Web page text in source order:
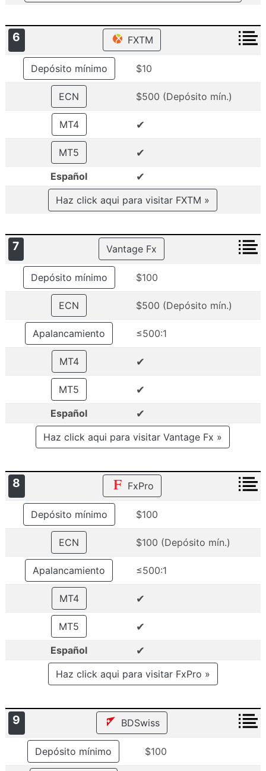
6 FXTM
Depósito mínimo $10
ECN $500 (Depósito mín.)
MT4 ✔
MT5 ✔
Español ✔
Haz click aqui para visitar FXTM »
7 Vantage Fx
Depósito mínimo $100
ECN $500 (Depósito mín.)
Apalancamiento ≤500:1
MT4 ✔
MT5 ✔
Español ✔
Haz click aqui para visitar Vantage Fx »
8 FxPro
Depósito mínimo $100
ECN $100 (Depósito mín.)
Apalancamiento ≤500:1
MT4 ✔
MT5 ✔
Español ✔
Haz click aqui para visitar FxPro »
9 BDSwiss
Depósito mínimo $100